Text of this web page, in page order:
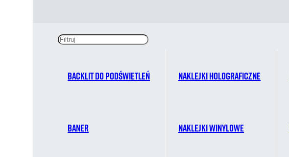
Backlit do podświetleń
Baner
Naklejki holograficzne
Naklejki winylowe